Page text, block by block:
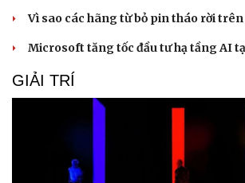
Sân khấu - Điện ảnh
Văn học
Âm nhạc
Nghệ sĩ
Vì sao các hãng từ bỏ pin tháo rời trên
Microsoft tăng tốc đầu tư hạ tầng AI
GIẢI TRÍ